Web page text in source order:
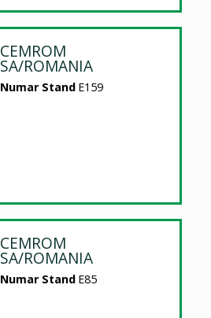
CEMROM
SA/ROMANIA
Numar Stand E159
CEMROM
SA/ROMANIA
Numar Stand E85